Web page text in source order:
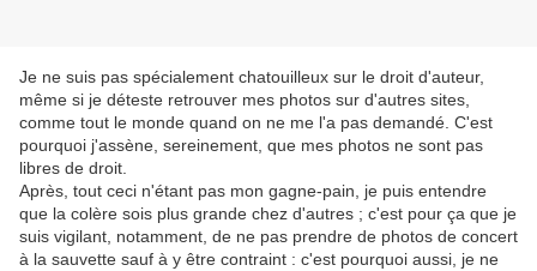
Je ne suis pas spécialement chatouilleux sur le droit d'auteur,
même si je déteste retrouver mes photos sur d'autres sites,
comme tout le monde quand on ne me l'a pas demandé. C'est
pourquoi j'assène, sereinement, que mes photos ne sont pas
libres de droit.
Après, tout ceci n'étant pas mon gagne-pain, je puis entendre
que la colère sois plus grande chez d'autres ; c'est pour ça que je
suis vigilant, notamment, de ne pas prendre de photos de concert
à la sauvette sauf à y être contraint : c'est pourquoi aussi, je ne